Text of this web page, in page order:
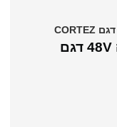
אופניים חשמליים בזול סוללה 48V דגם